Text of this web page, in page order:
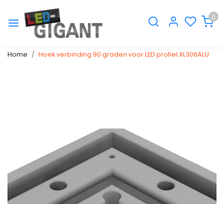
0
Home Hoek verbinding 90 graden voor LED profiel XL306ALU